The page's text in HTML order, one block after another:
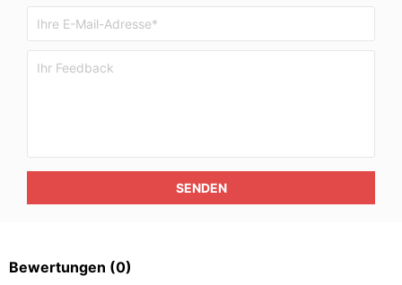
SENDEN
Bewertungen (0)